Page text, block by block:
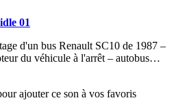
01
d'un bus Renault SC10 de 1987 –
du véhicule à l'arrêt – autobus…